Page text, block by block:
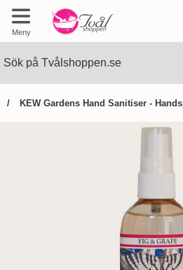
Meny
KEW Gardens Hand Sanitiser -